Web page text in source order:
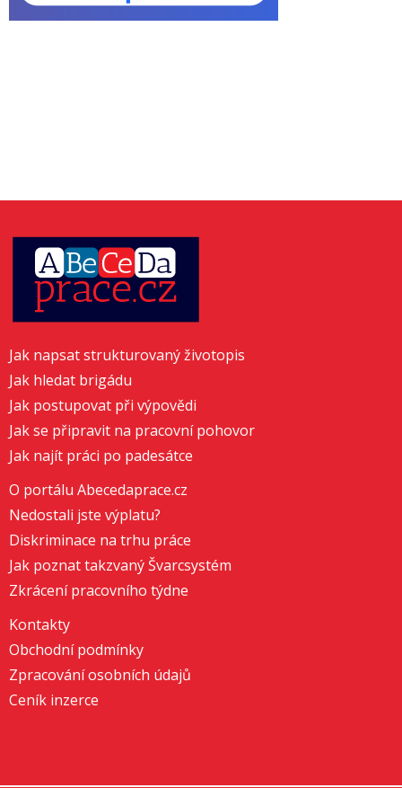
Jak napsat strukturovaný životopis
Jak hledat brigádu
Jak postupovat při výpovědi
Jak se připravit na pracovní pohovor
Jak najít práci po padesátce
O portálu Abecedaprace.cz
Nedostali jste výplatu?
Diskriminace na trhu práce
Jak poznat takzvaný Švarcsystém
Zkrácení pracovního týdne
Kontakty
Obchodní podmínky
Zpracování osobních údajů
Ceník inzerce